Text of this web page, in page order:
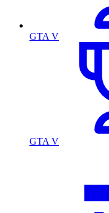
GTA V
GTA V